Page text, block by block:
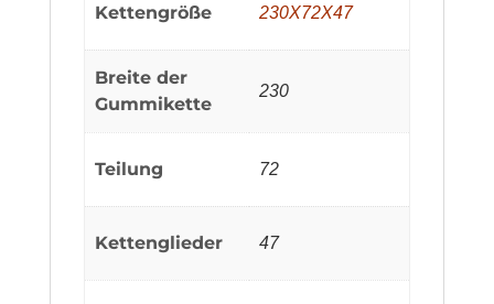
Kettengröße 230X72X47
Breite der
Gummikette
230
Teilung 72
Kettenglieder 47